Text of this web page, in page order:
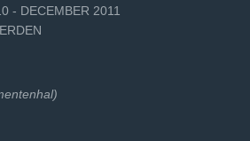
- DECEMBER 2011